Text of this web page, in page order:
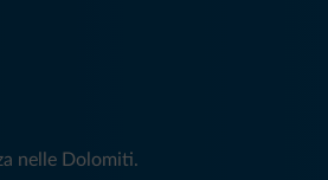
nelle Dolomiti.